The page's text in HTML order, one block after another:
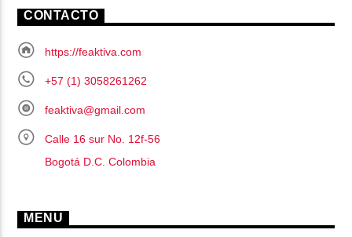
CONTACTO
https://feaktiva.com
+57 (1) 3058261262
feaktiva@gmail.com
Calle 16 sur No. 12f-56
Bogotá D.C. Colombia
MENU